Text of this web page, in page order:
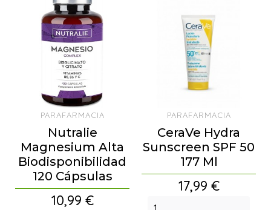
PARAFARMACIA
Nutralie
Magnesium Alta
Biodisponibilidad
120 Cápsulas
Precio
10,99 €
PARAFARMACIA
CeraVe Hydra
Sunscreen SPF 50
177 Ml
Precio
17,99 €